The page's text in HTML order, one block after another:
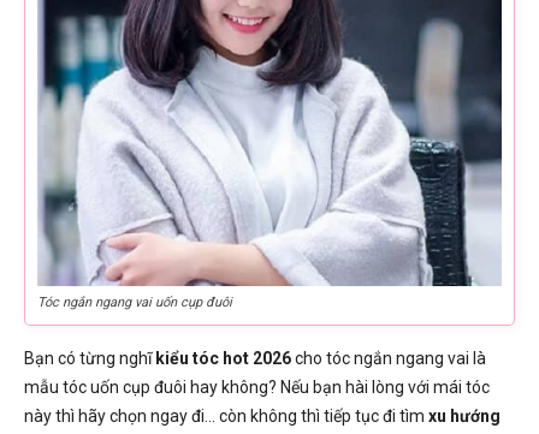
Tóc ngắn ngang vai uốn cụp đuôi
Bạn có từng nghĩ kiểu tóc hot 2026cho tóc ngắn ngang vai là
mẫu tóc uốn cụp đuôi hay không? Nếu bạn hài lòng với mái tóc
này thì hãy chọn ngay đi… còn không thì tiếp tục đi tìm xu hướng